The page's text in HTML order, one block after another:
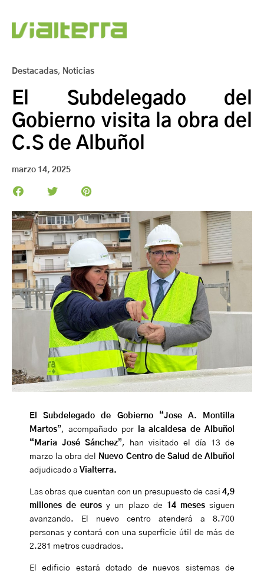
Destacadas, Noticias
El Subdelegado del
Gobierno visita la obra del
C.S de Albuñol
marzo 14, 2025
El Subdelegado de Gobierno “Jose A. Montilla
Martos”, acompañado por
la alcaldesa de Albuñol
“Maria José Sánchez”, han visitado el día 13 de
marzo la obra del
Nuevo Centro de Salud de Albuñol
adjudicado a Vialterra.
Las obras que cuentan con un presupuesto de casi 4,9
millones de euros y un plazo de 14 mesessiguen
avanzando. El nuevo centro atenderá a 8.700
personas y contará con unasuperficie útil de más de
2.281 metros cuadrados.
El edificio estará dotado de nuevos sistemas de